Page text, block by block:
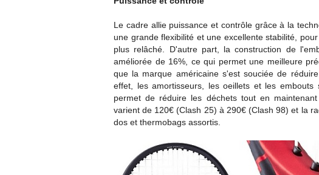
Le cadre allie puissance et contrôle grâce à la
une grande flexibilité et une excellente stabilité,
plus relâché. D'autre part, la construction de
améliorée de 16%, ce qui permet une meilleure
que la marque américaine s'est souciée de
effet, les amortisseurs, les oeillets et les
permet de réduire les déchets tout en
varient de 120€ (Clash 25) à 290€(Clash 98) et la
dos et thermobags assortis.